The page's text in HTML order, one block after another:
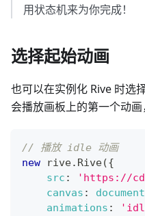
用状态机来为你完成！
选择起始动画
也可以在实例化 Rive 时选
会播放画板上的第一个动画
// 播放 idle 动画
new
rive. Rive({
src :
'https://
canvas : document
animations :